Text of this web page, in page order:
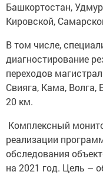
Башкортостан,
Кировской,
В том числе,
диагностирование
переходов
Свияга, Кама,
20 км.
Комплексный
реализации
обследования
на 2021 год. Цель –